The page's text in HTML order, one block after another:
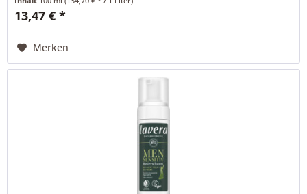
13,47 € *
Merken